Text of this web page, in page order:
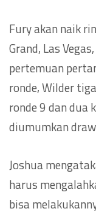
Fury akan naik
Grand, Las
pertemuan
ronde, Wilder
ronde 9 dan dua
diumumkan
Joshua
harus
bisa